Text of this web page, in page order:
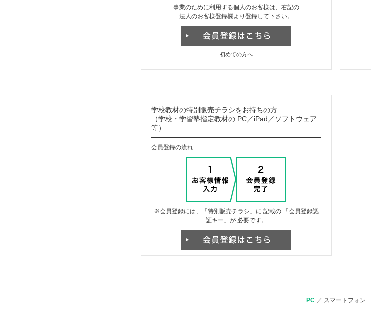
事業のために利用する個人のお客様は、右記の
法人のお客様登録欄より登録して下さい。
初めての方へ
学校教材の特別販売チラシをお持ちの方
（学校・学習塾指定教材の PC／iPad／ソフトウェア
等）
会員登録の流れ
※会員登録には、「特別販売チラシ」に 記載の 「会員登録認
証キー」が 必要です。
PC／ スマートフォン